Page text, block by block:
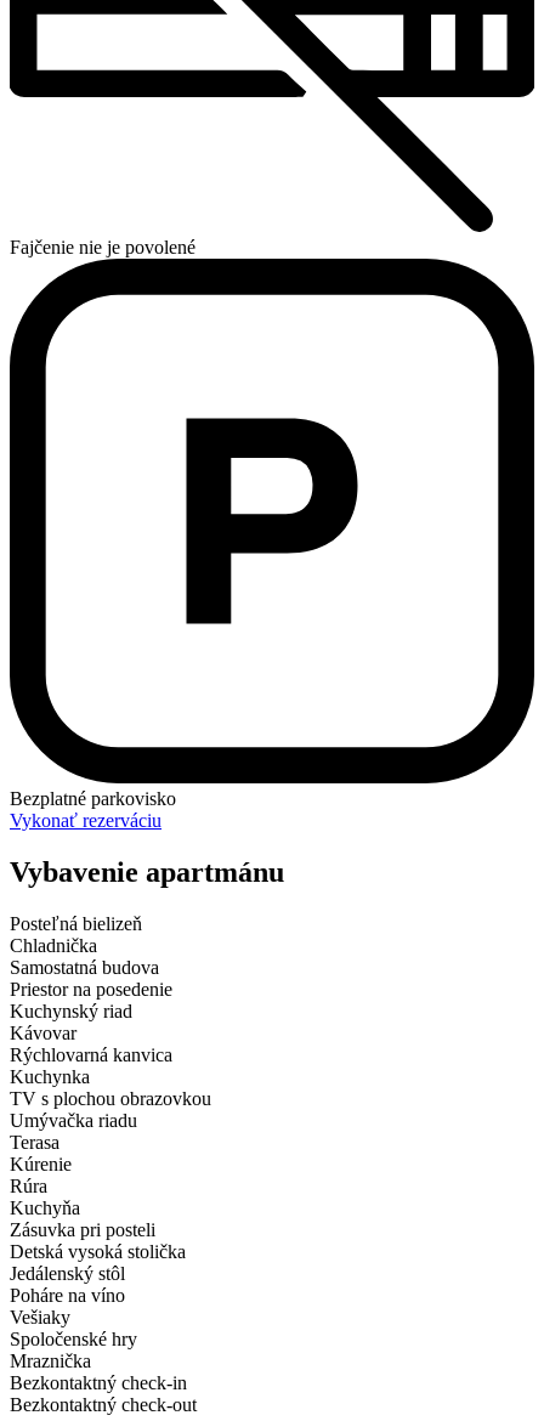
Fajčenie nie je povolené
Bezplatné parkovisko
Vykonať rezerváciu
Vybavenie apartmánu
Posteľná bielizeň
Chladnička
Samostatná budova
Priestor na posedenie
Kuchynský riad
Kávovar
Rýchlovarná kanvica
Kuchynka
TV s plochou obrazovkou
Umývačka riadu
Terasa
Kúrenie
Rúra
Kuchyňa
Zásuvka pri posteli
Detská vysoká stolička
Jedálenský stôl
Poháre na víno
Vešiaky
Spoločenské hry
Mraznička
Bezkontaktný check-in
Bezkontaktný check-out